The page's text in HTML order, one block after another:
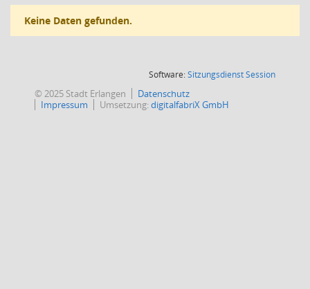
Keine Daten gefunden.
Software:SitzungsdienstSession(Wird in
© 2025 Stadt Erlangen
Datenschutz
Impressum
Umsetzung:digitalfabriX GmbH